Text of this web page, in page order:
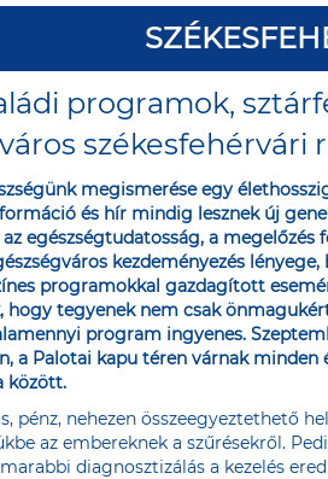
programok,
székesfehérvári
megismerése egy
és hír mindig lesznek új
egészségtudatosság, a megelőzés
kezdeményezés lényege,
programokkal gazdagított
hogy tegyenek nem csak
program ingyenes.
a Palotai kapu téren várnak
között.
pénz, nehezen összeegyeztethető
az embereknek a szűrésekről.
diagnosztizálás a kezelés